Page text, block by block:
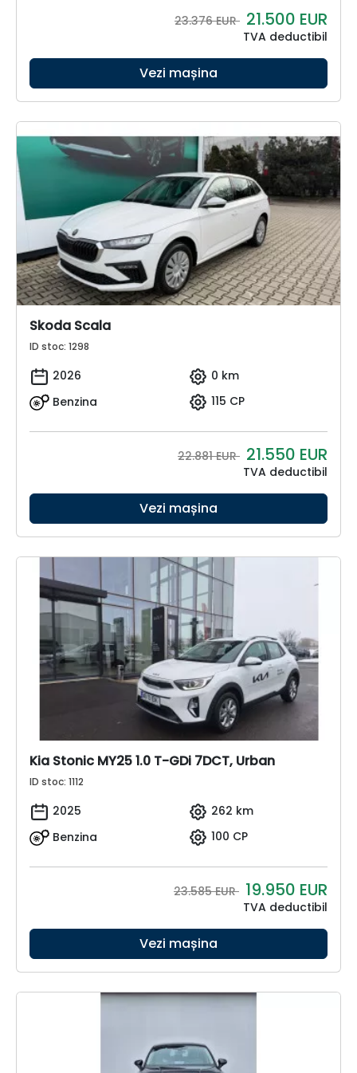
23.376 EUR 21.500 EUR
TVA deductibil
Vezi mașina
Skoda Scala
ID stoc: 1298
2026
0 km
Benzina
115 CP
22.881 EUR 21.550 EUR
TVA deductibil
Vezi mașina
Kia Stonic MY25 1.0 T-GDi 7DCT, Urban
ID stoc: 1112
2025
262 km
Benzina
100 CP
23.585 EUR 19.950 EUR
TVA deductibil
Vezi mașina